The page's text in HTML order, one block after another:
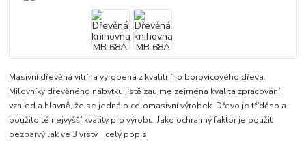
Masivní dřevěná vitrína vyrobená z kvalitního borovicového dřeva.
Milovníky dřevěného nábytku jistě zaujme zejména kvalita zpracování,
vzhled a hlavně, že se jedná o celomasivní výrobek. Dřevo je tříděno a
použito té nejvyšší kvality pro výrobu. Jako ochranný faktor je použit
bezbarvý lak ve 3 vrstv... celý popis